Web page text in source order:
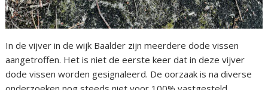
In de vijver in de wijk Baalder zijn meerdere dode vissen
aangetroffen. Het is niet de eerste keer dat in deze vijver
dode vissen worden gesignaleerd. De oorzaak is na diverse